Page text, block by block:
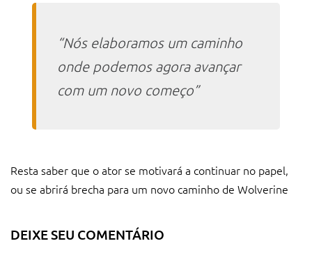
“Nós elaboramos um caminho
onde podemos agora avançar
com um novo começo”
Resta saber que o ator se motivará a continuar no papel,
ou se abrirá brecha para um novo caminho de Wolverine
DEIXE SEU COMENTÁRIO